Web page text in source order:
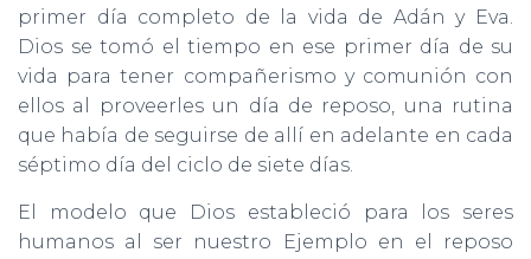
primer día completo de la vida de Adán y Eva.
Dios se tomó el tiempo en ese primer día de su
vida para tener compañerismo y comunión con
ellos al proveerles un día de reposo, una rutina
que había de seguirse de allí en adelante en cada
séptimo día del ciclo de siete días.
El modelo que Dios estableció para los seres
humanos al ser nuestro Ejemplo en el reposo